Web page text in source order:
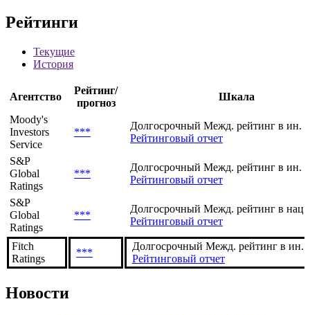
Рейтинги
Текущие
История
Агентство
Рейтинг/
прогноз
Шкала
Moody's
Investors
Service
***
Долгосрочный Межд. рейтинг в ин.
Рейтинговый отчет
S&P
Global
Ratings
***
Долгосрочный Межд. рейтинг в ин.
Рейтинговый отчет
S&P
Global
Ratings
***
Долгосрочный Межд. рейтинг в нац.
Рейтинговый отчет
Fitch
Ratings
***
Долгосрочный Межд. рейтинг в ин.
Рейтинговый отчет
Новости